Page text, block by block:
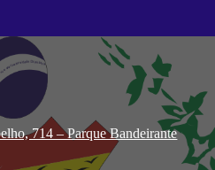
714 – Parque Bandeirante